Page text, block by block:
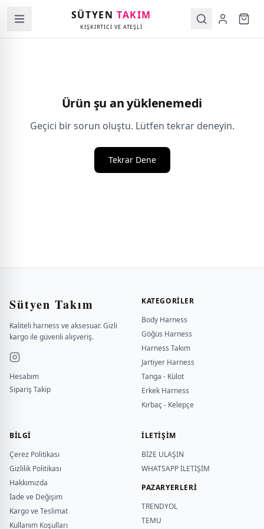
SÜTYENTAKIM
KIŞKIRTICI VE ATEŞLİ
Ürün şu an yüklenemedi
Geçici bir sorun oluştu. Lütfen tekrar deneyin.
Tekrar Dene
Sütyen Takım
Kaliteli harness ve aksesuar. Gizli
kargo ile güvenli alışveriş.
Hesabım
Sipariş Takip
KATEGORILER
Body Harness
Göğüs Harness
Harness Takım
Jartiyer Harness
Tanga - Külot
Erkek Harness
Kırbaç - Kelepçe
BILGI
Çerez Politikası
Gizlilik Politikası
Hakkımızda
İade ve Değişim
Kargo ve Teslimat
Kullanım Koşulları
İLETİŞİM
BİZE ULAŞIN
WHATSAPP İLETİŞİM
PAZARYERLERİ
TRENDYOL
TEMU